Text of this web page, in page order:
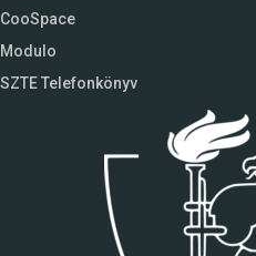
CooSpace
Modulo
SZTE Telefonkönyv